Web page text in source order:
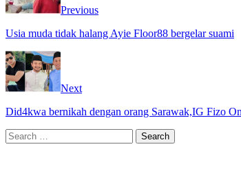
Previous
Usia muda tidak halang Ayie Floor88 bergelar suami
Next
Did4kwa bernikah dengan orang Sarawak,IG Fizo
Search
for: